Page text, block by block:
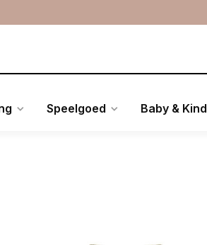
Speelgoed Baby & Kind